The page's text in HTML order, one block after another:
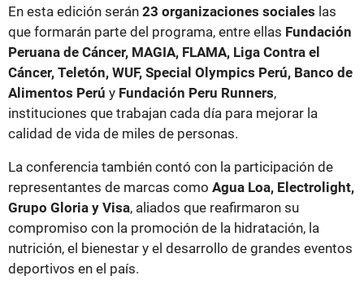
En esta edición serán 23 organizaciones sociales las
que formarán parte del programa, entre ellas Fundación
Peruana de Cáncer, MAGIA, FLAMA, Liga Contra el
Cáncer, Teletón, WUF, Special Olympics Perú, Banco de
Alimentos Perú y Fundación Peru Runners,
instituciones que trabajan cada día para mejorar la
calidad de vida de miles de personas.
La conferencia también contó con la participación de
representantes de marcas como Agua Loa, Electrolight,
Grupo Gloria y Visa, aliados que reafirmaron su
compromiso con la promoción de la hidratación, la
nutrición, el bienestar y el desarrollo de grandes eventos
deportivos en el país.